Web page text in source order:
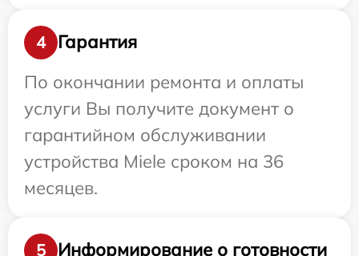
4
Гарантия
По окончании ремонта и оплаты
услуги Вы получите документ о
гарантийном обслуживании
устройства Miele сроком на 36
месяцев.
5
Информирование о готовности